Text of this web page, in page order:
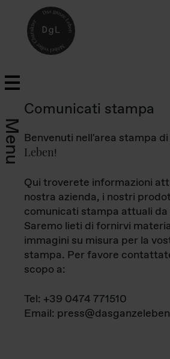
Menu
Comunicati stampa
Benvenuti nell'area stampa di
Leben!
Qui troverete informazioni
nostra azienda, i nostri
comunicati stampa attuali
Saremo lieti di fornirvi
immagini su misura per la
stampa. Per favore
scopo a:
Tel: +39 0474 771510
Email: